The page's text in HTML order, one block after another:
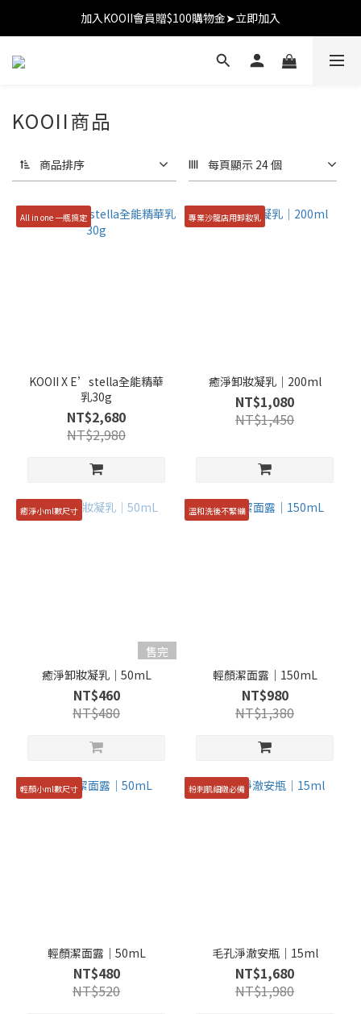
加入KOOII會員贈$100購物金➤立即加入
加入KOOII會員贈$100購物金➤立即加入
全館$3,000免運
KOOII商品
商品排序 每頁顯示 24 個
All in one 一瓶搞定
KOOII X E’stella全能精華
乳30g
NT$2,680
NT$2,980
專業沙龍店用卸妝乳
癒淨卸妝凝乳｜200ml
NT$1,080
NT$1,450
癒淨小ml數尺寸
售完
癒淨卸妝凝乳｜50mL
NT$460
NT$480
溫和洗後不緊繃
輕顏潔面露｜150mL
NT$980
NT$1,380
輕顏小ml數尺寸
輕顏潔面露｜50mL
NT$480
NT$520
粉刺肌細緻必備
毛孔淨澈安瓶｜15ml
NT$1,680
NT$1,980